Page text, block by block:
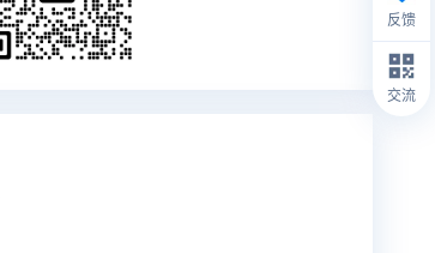
反馈
交流